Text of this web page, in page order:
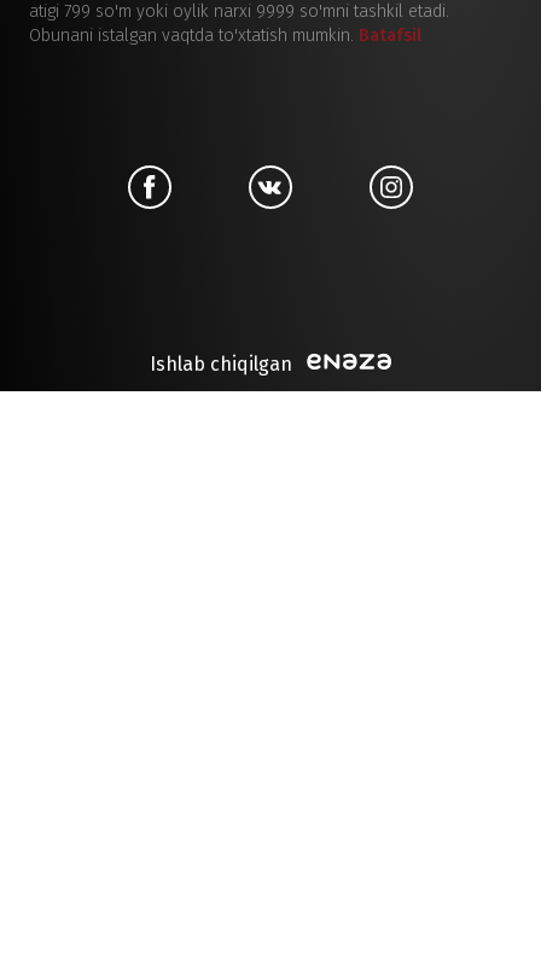
atigi 799 so'm yoki oylik narxi 9999 so'mni tashkil etadi.
Obunani istalgan vaqtda to'xtatish mumkin. Batafsil
Ishlab chiqilgan